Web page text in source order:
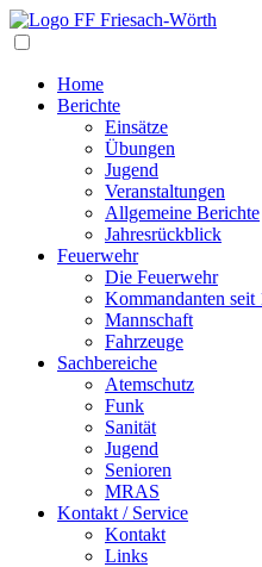
Home
Berichte
Einsätze
Übungen
Jugend
Veranstaltungen
Allgemeine Berichte
Jahresrückblick
Feuerwehr
Die Feuerwehr
Kommandanten seit
Mannschaft
Fahrzeuge
Sachbereiche
Atemschutz
Funk
Sanität
Jugend
Senioren
MRAS
Kontakt / Service
Kontakt
Links